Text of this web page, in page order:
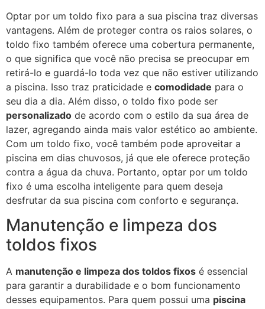
Optar por um toldo fixo para a sua piscina traz diversas
vantagens. Além de proteger contra os raios solares, o
toldo fixo também oferece uma cobertura permanente,
o que significa que você não precisa se preocupar em
retirá-lo e guardá-lo toda vez que não estiver utilizando
a piscina. Isso traz praticidade e comodidade para o
seu dia a dia. Além disso, o toldo fixo pode ser
personalizado de acordo com o estilo da sua área de
lazer, agregando ainda mais valor estético ao ambiente.
Com um toldo fixo, você também pode aproveitar a
piscina em dias chuvosos, já que ele oferece proteção
contra a água da chuva. Portanto, optar por um toldo
fixo é uma escolha inteligente para quem deseja
desfrutar da sua piscina com conforto e segurança.
Manutenção e limpeza dos
toldos fixos
A manutenção e limpeza dos toldos fixos é essencial
para garantir a durabilidade e o bom funcionamento
desses equipamentos. Para quem possui uma piscina